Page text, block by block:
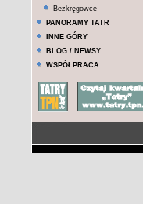
Bezkręgowce
PANORAMY TATR
INNE GÓRY
BLOG / NEWSY
WSPÓŁPRACA